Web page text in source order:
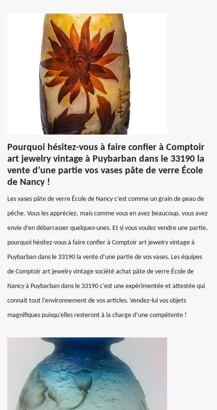
Pourquoi hésitez-vous à faire confier à Comptoir
art jewelry vintage à Puybarban dans le 33190 la
vente d’une partie vos vases pâte de verre École
de Nancy !
Les vases pâte de verre École de Nancy c’est comme un grain de peau de
pêche. Vous les appréciez, mais comme vous en avez beaucoup, vous avez
envie d’en débarrasser quelques-unes. Et si vous voulez vendre une partie,
pourquoi hésitez-vous à faire confier à Comptoir art jewelry vintage à
Puybarban dans le 33190 la vente d’une partie de vos vases. Les équipes
de Comptoir art jewelry vintage société achat pâte de verre École de
Nancy à Puybarban dans le 33190 c’est une expérimentée et attestée qui
connait tout l’environnement de vos articles. Vendez-lui vos objets
magnifiques puisqu’elles resteront à la charge d’une compétente !